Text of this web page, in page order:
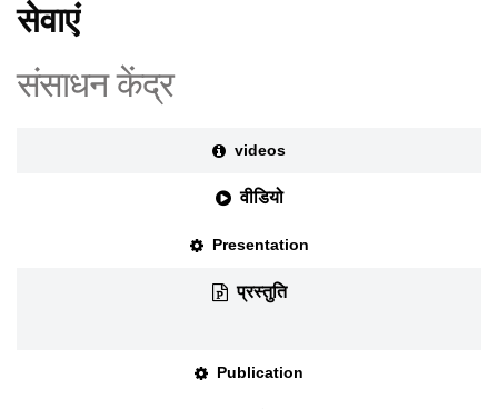
सेवाएं
संसाधन केंद्र
videos
वीडियो
Presentation
प्रस्तुति
Publication